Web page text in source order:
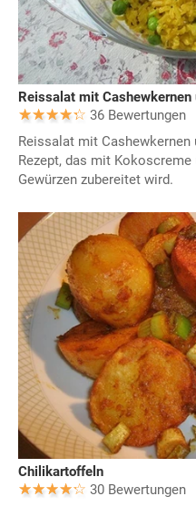
Reissalat mit Cashewkernen
36 Bewertungen
Reissalat mit
Rezept, das mit
Gewürzen zubereitet wird.
Chilikartoffeln
30 Bewertungen